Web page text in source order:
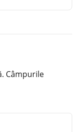
Câmpurile